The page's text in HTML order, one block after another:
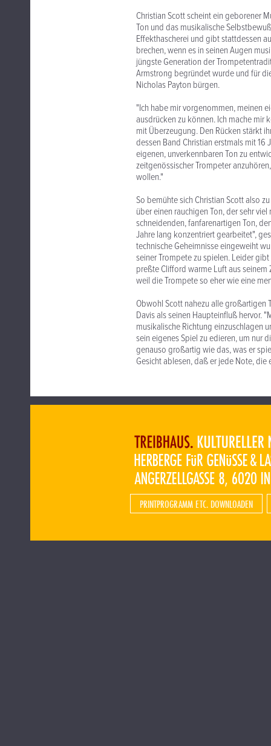
Christian Scott scheint ein geborener
Ton und das musikalische
Effekthascherei und gibt stattdessen
brechen, wenn es in seinen Augen
jüngste Generation der
Armstrong begründet wurde und für
Nicholas Payton bürgen.
"Ich habe mir vorgenommen, meinen
ausdrücken zu können. Ich mache mir
mit Überzeugung. Den Rücken stärkt
dessen Band Christian erstmals mit
eigenen, unverkennbaren Ton zu
zeitgenössischer Trompeter
wollen."
So bemühte sich Christian Scott also
über einen rauchigen Ton, der sehr
schneidenden, fanfarenartigen Ton,
Jahre lang konzentriert gearbeitet",
technische Geheimnisse eingeweiht
seiner Trompete zu spielen. Leider
preßte Clifford warme Luft aus seinem
weil die Trompete so eher wie eine
Obwohl Scott nahezu alle großartigen
Davis als seinen Haupteinfluß hervor.
musikalische Richtung einzuschlagen
sein eigenes Spiel zu edieren, um nur
genauso großartig wie das, was er
Gesicht ablesen, daß er jede Note,
PRINTPROGRAMM ETC. DOWNLOADEN